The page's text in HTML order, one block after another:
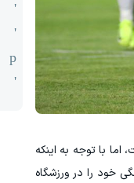
اما با توجه به اینکه
خود را در ورزشگاه